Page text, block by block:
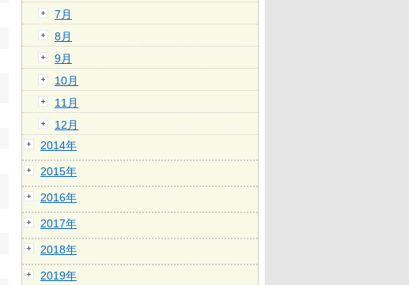
7月
8月
9月
10月
11月
12月
2014年
2015年
2016年
2017年
2018年
2019年